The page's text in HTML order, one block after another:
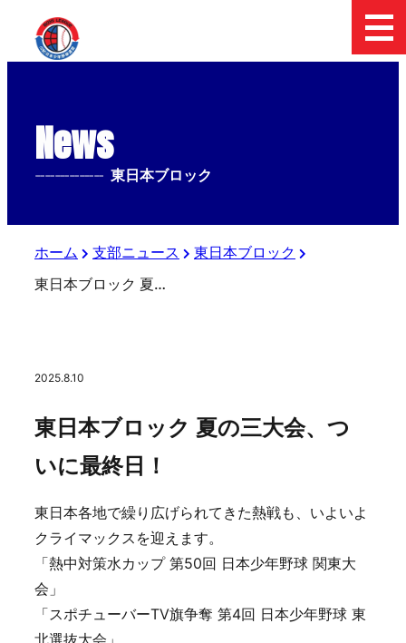
News
-------------- 東日本ブロック
ホーム 支部ニュース
東日本ブロック
東日本ブロック 夏の三大会、ついに最終日！
2025.8.10
東日本ブロック 夏の三大会、つ
いに最終日！
東日本各地で繰り広げられてきた熱戦も、いよいよ
クライマックスを迎えます。
「熱中対策水カップ 第50回 日本少年野球 関東大
会」
「スポチューバーTV旗争奪 第4回 日本少年野球 東
北選抜大会」